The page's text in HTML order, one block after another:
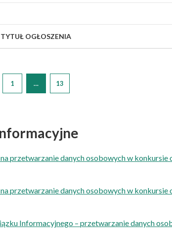
TYTUŁ OGŁOSZENIA
1 … 13
przetwarzanie danych osobowych w
przetwarzanie danych osobowych w
Informacyjnego – przetwarzanie danych